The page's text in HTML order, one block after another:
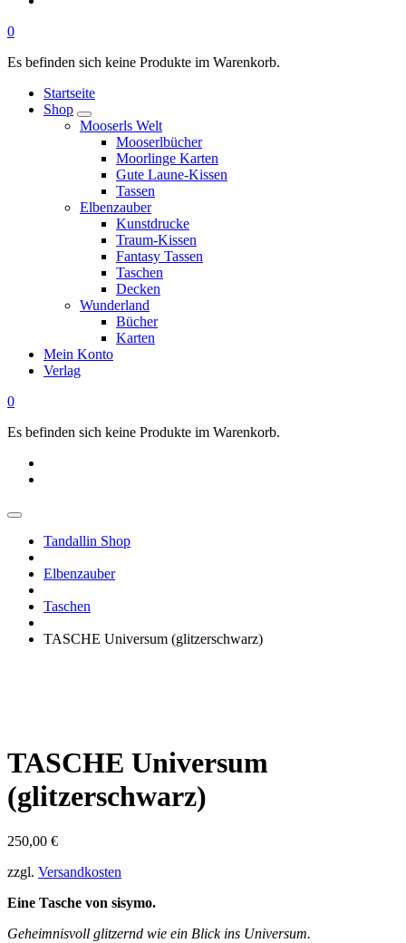
0
Es befinden sich keine Produkte im Warenkorb.
Startseite
Shop
Mooserls Welt
Mooserlbücher
Moorlinge Karten
Gute Laune-Kissen
Tassen
Elbenzauber
Kunstdrucke
Traum-Kissen
Fantasy Tassen
Taschen
Decken
Wunderland
Bücher
Karten
Mein Konto
Verlag
0
Es befinden sich keine Produkte im Warenkorb.
Tandallin Shop
Elbenzauber
Taschen
TASCHE Universum (glitzerschwarz)
TASCHE Universum
(glitzerschwarz)
250,00 €
zzgl. Versandkosten
Eine Tasche von sisymo.
Geheimnisvoll glitzernd wie ein Blick ins Universum.